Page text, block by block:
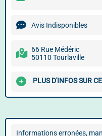
Avis Indisponibles
66 Rue Médéric
50110 Tourlaville
PLUS D'INFOS SUR
Informations erronées,